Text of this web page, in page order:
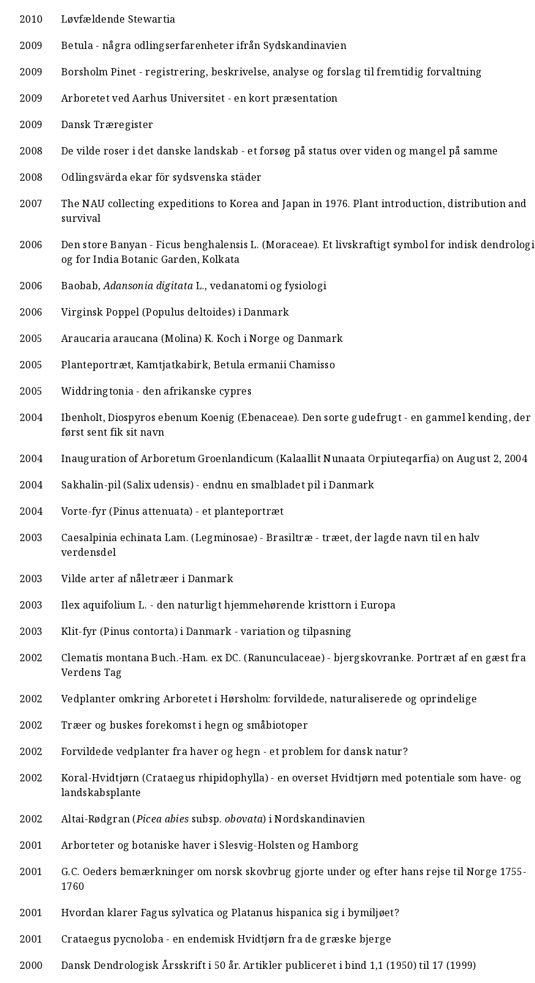
2010
Løvfældende Stewartia
2009
Betula - några odlingserfarenheter ifrån Sydskandinavien
2009
Borsholm Pinet - registrering, beskrivelse, analyse og forslag til fremtidig forvaltning
2009
Arboretet ved Aarhus Universitet - en kort præsentation
2009
Dansk Træregister
2008
De vilde roser i det danske landskab - et forsøg på status over viden og mangel på samme
2008
Odlingsvärda ekar för sydsvenska städer
2007
The NAU collecting expeditions to Korea and Japan in 1976. Plant introduction, distribution and
survival
2006
Den store Banyan - Ficus benghalensis L. (Moraceae). Et livskraftigt symbol for indisk dendrologi
og for India Botanic Garden, Kolkata
2006
Baobab,Adansonia digitata L., vedanatomi og fysiologi
2006
Virginsk Poppel (Populus deltoides) i Danmark
2005
Araucaria araucana (Molina) K. Koch i Norge og Danmark
2005
Planteportræt, Kamtjatkabirk, Betula ermanii Chamisso
2005
Widdringtonia - den afrikanske cypres
2004
Ibenholt, Diospyros ebenum Koenig (Ebenaceae). Den sorte gudefrugt - en gammel kending, der
først sent fik sit navn
2004
Inauguration of Arboretum Groenlandicum (Kalaallit Nunaata Orpiuteqarfia) on August 2, 2004
2004
Sakhalin-pil (Salix udensis) - endnu en smalbladet pil i Danmark
2004
Vorte-fyr (Pinus attenuata) - et planteportræt
2003
Caesalpinia echinata Lam. (Legminosae) - Brasiltræ - træet, der lagde navn til en halv
verdensdel
2003
Vilde arter af nåletræer i Danmark
2003
Ilex aquifolium L. - den naturligt hjemmehørende kristtorn i Europa
2003
Klit-fyr (Pinus contorta) i Danmark - variation og tilpasning
2002
Clematis montana Buch.-Ham. ex DC. (Ranunculaceae) - bjergskovranke. Portræt af en gæst fra
Verdens Tag
2002
Vedplanter omkring Arboretet i Hørsholm: forvildede, naturaliserede og oprindelige
2002
Træer og buskes forekomst i hegn og småbiotoper
2002
Forvildede vedplanter fra haver og hegn - et problem for dansk natur?
2002
Koral-Hvidtjørn (Crataegus rhipidophylla) - en overset Hvidtjørn med potentiale som have- og
landskabsplante
2002
Altai-Rødgran (Picea abies subsp. obovata) i Nordskandinavien
2001
Arborteter og botaniske haver i Slesvig-Holsten og Hamborg
2001
G.C. Oeders bemærkninger om norsk skovbrug gjorte under og efter hans rejse til Norge 1755-
1760
2001
Hvordan klarer Fagus sylvatica og Platanus hispanica sig i bymiljøet?
2001
Crataegus pycnoloba - en endemisk Hvidtjørn fra de græske bjerge
2000
Dansk Dendrologisk Årsskrift i 50 år. Artikler publiceret i bind 1,1 (1950) til 17 (1999)